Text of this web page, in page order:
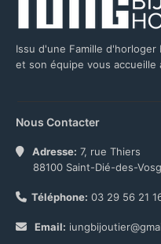
Issu d'une Famille d'horloger
et son équipe vous accueille
Nous Contacter
Adresse: 7, rue Thiers
88100 Saint-Dié-des-
Téléphone: 03 29 56 21
Email: